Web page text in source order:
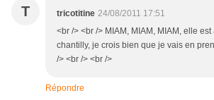
T tricotitine 24/08/2011 17:51
<br /> <br /> MIAM, MIAM, MIAM, elle
chantilly, je crois bien que je vais en
/> <br /> <br />
Répondre